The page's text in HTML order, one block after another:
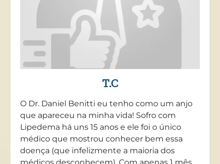
T.C
O Dr. Daniel Benitti eu tenho como um anjo
que apareceu na minha vida! Sofro com
Lipedema há uns 15 anos e ele foi o único
médico que mostrou conhecer bem essa
doença (que infelizmente a maioria dos